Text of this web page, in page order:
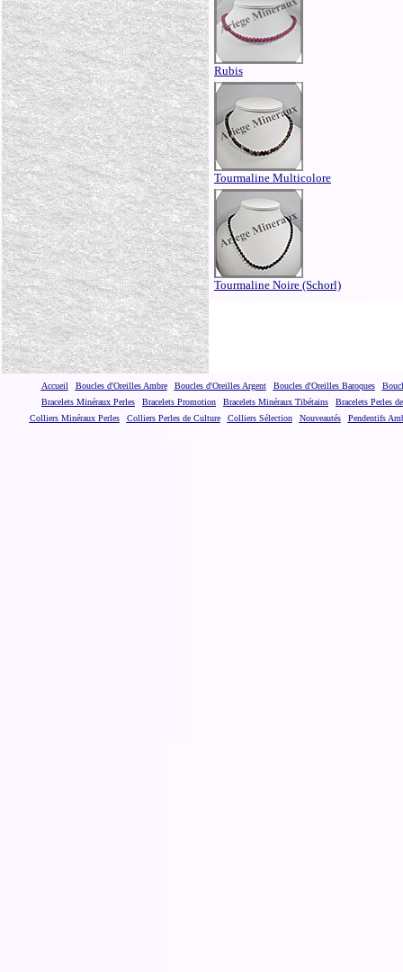
Rubis
Tourmaline Multicolore
Tourmaline Noire (Schorl)
Accueil Boucles d'Oreilles Ambre Boucles d'Oreilles Argent Boucles d'Oreilles Baroques
Bracelets Minéraux Perles
Bracelets Promotion Bracelets Minéraux Tibétains
Bracelets Perles
Colliers Minéraux Perles
Colliers Perles de Culture Colliers Sélection Nouveautés Pendentifs